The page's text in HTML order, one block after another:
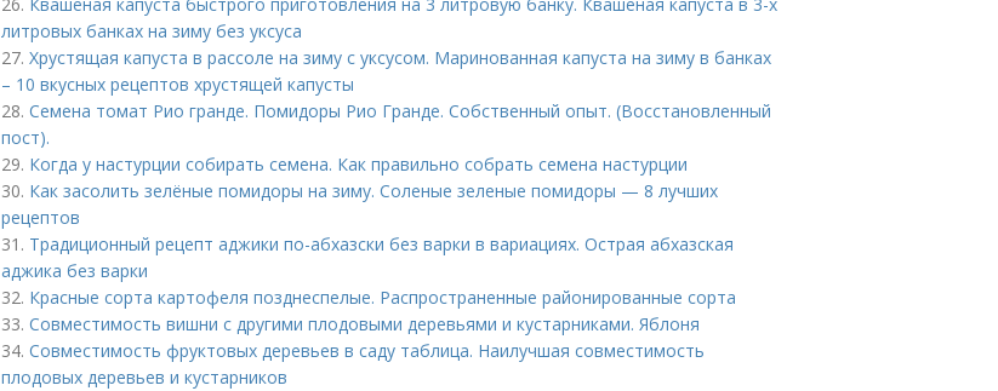
литровых банках на зиму без уксуса
27. Хрустящая капуста в рассоле на зиму с уксусом. Маринованная капуста на зиму в банках
– 10 вкусных рецептов хрустящей капусты
28. Семена томат Рио гранде. Помидоры Рио Гранде. Собственный опыт. (Восстановленный
пост).
29. Когда у настурции собирать семена. Как правильно собрать семена настурции
30. Как засолить зелёные помидоры на зиму. Соленые зеленые помидоры — 8 лучших
рецептов
31. Традиционный рецепт аджики по-абхазски без варки в вариациях. Острая абхазская
аджика без варки
32. Красные сорта картофеля позднеспелые. Распространенные районированные сорта
33. Совместимость вишни с другими плодовыми деревьями и кустарниками. Яблоня
34. Совместимость фруктовых деревьев в саду таблица. Наилучшая совместимость
плодовых деревьев и кустарников